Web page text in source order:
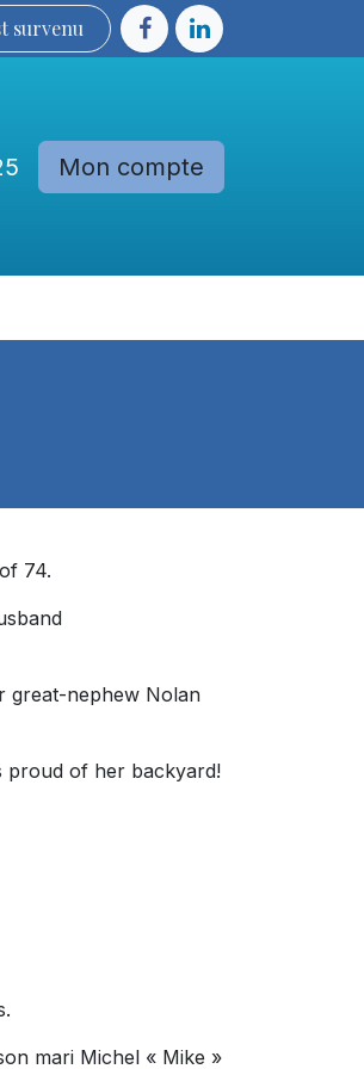
sur​​​​​​​​ve​nu​​​​​​​​​​
Mon compte
74.
great-nephew Nolan
proud of her backyard!
mari Michel « Mike »